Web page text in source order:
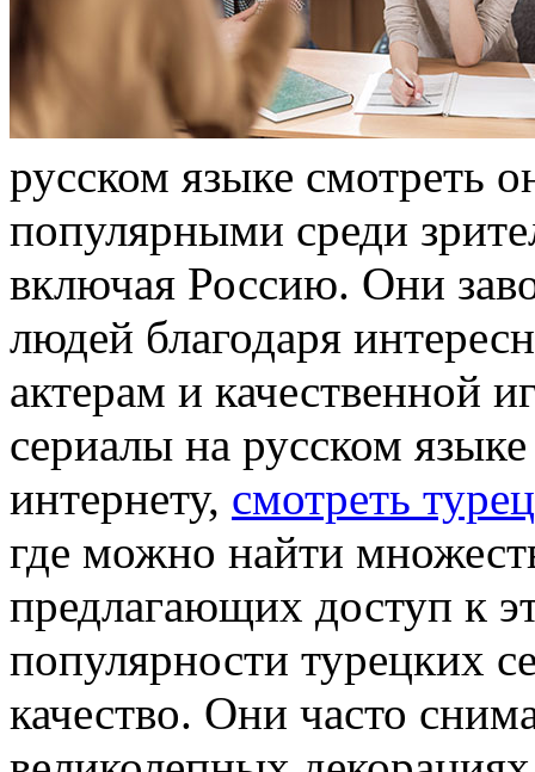
русском языке смотреть
популярными среди
включая Россию. Они
людей благодаря
актерам и качественной
сериалы на русском
интернету, смотреть
где можно найти
предлагающих доступ к
популярности турецких
качество. Они часто